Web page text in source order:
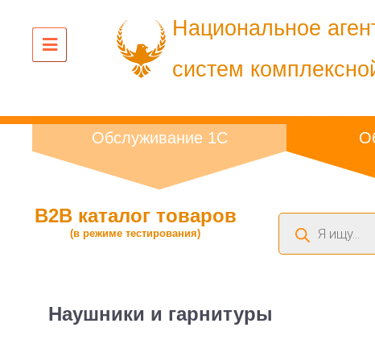
Национальное
систем
Обслуживание 1С
B2B каталог товаров
(в режиме тестирования)
Поиск
товаров
Наушники и гарнитуры